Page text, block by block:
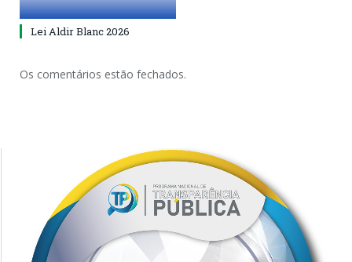
Lei Aldir Blanc 2026
Os comentários estão fechados.